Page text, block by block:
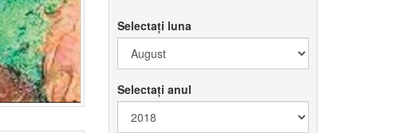
Selectați luna
Selectați anul